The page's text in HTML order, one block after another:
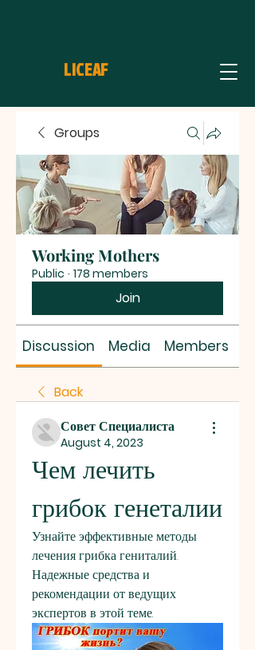
LICEAF
Groups
Working Mothers
Public · 178 members
Join
Discussion Media Members
Back
Совет Специалиста
August 4, 2023
Чем лечить
грибок генеталии
Узнайте эффективные методы
лечения грибка гениталий.
Надежные средства и
рекомендации от ведущих
экспертов в этой теме.